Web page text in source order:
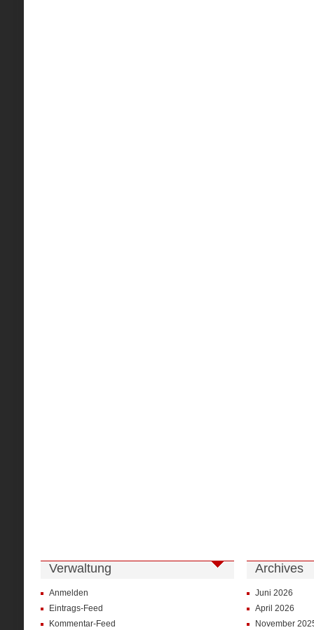
Verwaltung
Anmelden
Eintrags-Feed
Kommentar-Feed
Archives
Juni 2026
April 2026
November